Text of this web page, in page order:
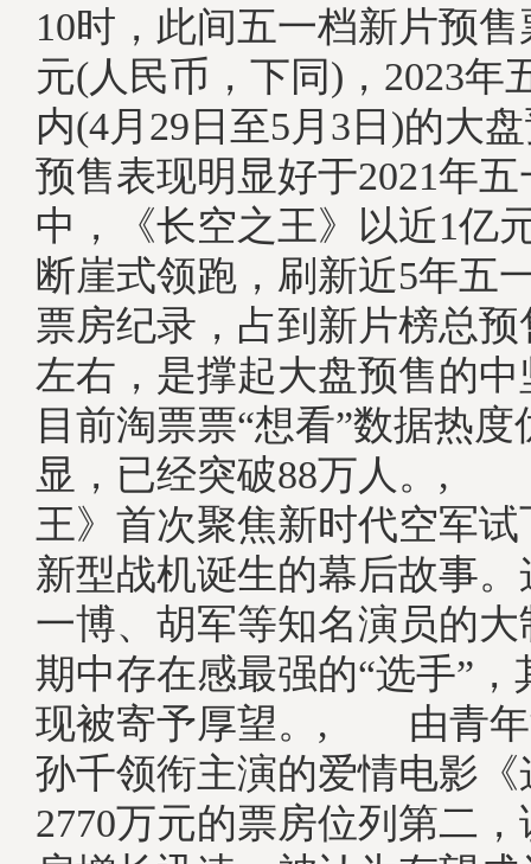
10时，此间五一档新片预
元(人民币，下同)，2023年
内(4月29日至5月3日)的大
预售表现明显好于2021年
中，《长空之王》以近1亿
断崖式领跑，刷新近5年五
票房纪录，占到新片榜总
左右，是撑起大盘预售的
目前淘票票“想看”数据热
显，已经突破88万人。,
王》首次聚焦新时代空军
新型战机诞生的幕后故事
一博、胡军等知名演员的
期中存在感最强的“选手”
现被寄予厚望。, 由青年
孙千领衔主演的爱情电影
2770万元的票房位列第二